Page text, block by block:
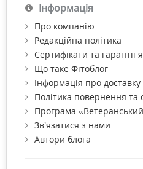
Інформація
Про компанію
Редакційна політика
Сертифікати та гарантії
Що таке Фітоблог
Інформація про доставку
Політика повернення та
Програма
Зв’язатися з нами
Автори блога